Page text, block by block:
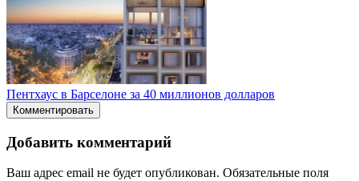
Пентхаус в Барселоне за 40 миллионов долларов
Комментировать
Добавить комментарий
Ваш адрес email не будет опубликован. Обязательные поля